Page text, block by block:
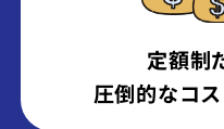
定額制
圧倒的なコ